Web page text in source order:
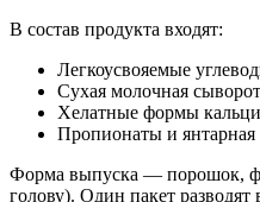
В состав продукта входят:
Легкоусвояемые
Сухая молочная
Хелатные формы
Пропионаты и янтарная
Форма выпуска — порошок,
голову). Один пакет